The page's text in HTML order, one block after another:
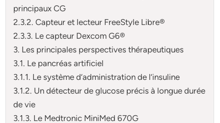
principaux CG
2.3.2. Capteur et lecteur FreeStyle Libre®
2.3.3. Le capteur Dexcom G6®
3. Les principales perspectives thérapeutiques
3.1. Le pancréas artificiel
3.1.1. Le système d’administration de l’insuline
3.1.2. Un détecteur de glucose précis à longue durée
de vie
3.1.3. Le Medtronic MiniMed 670G